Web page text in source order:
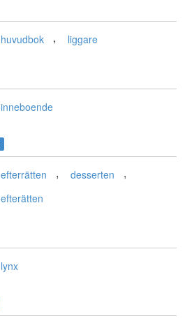
huvudbok , liggare
inneboende
efterrätten , desserten ,
efterätten
lynx